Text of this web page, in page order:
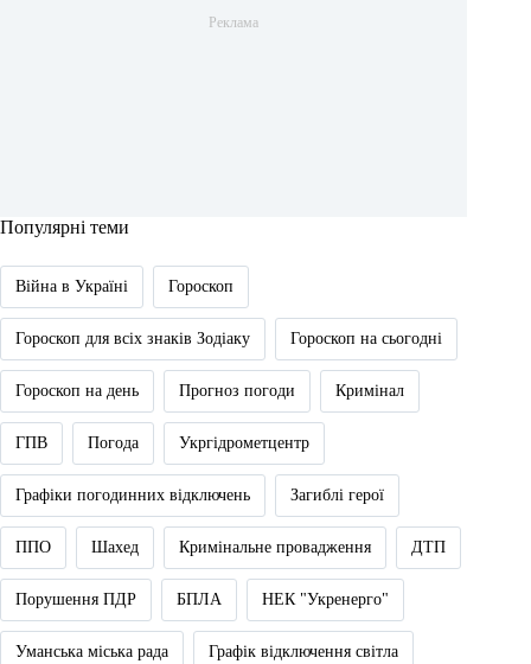
Популярні теми
Війна в Україні Гороскоп
Гороскоп для всіх знаків Зодіаку Гороскоп на сьогодні
Гороскоп на день Прогноз погоди Кримінал
ГПВ Погода Укргідрометцентр
Графіки погодинних відключень Загиблі герої
ППО Шахед Кримінальне провадження ДТП
Порушення ПДР БПЛА НЕК "Укренерго"
Уманська міська рада Графік відключення світла